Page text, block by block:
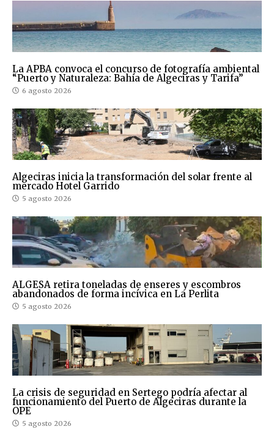
La APBA convoca el concurso de fotografía ambiental
“Puerto y Naturaleza: Bahía de Algeciras y Tarifa”
6 agosto 2026
Algeciras inicia la transformación del solar frente al
mercado Hotel Garrido
5 agosto 2026
ALGESA retira toneladas de enseres y escombros
abandonados de forma incívica en La Perlita
5 agosto 2026
La crisis de seguridad en Sertego podría afectar al
funcionamiento del Puerto de Algeciras durante la
OPE
5 agosto 2026